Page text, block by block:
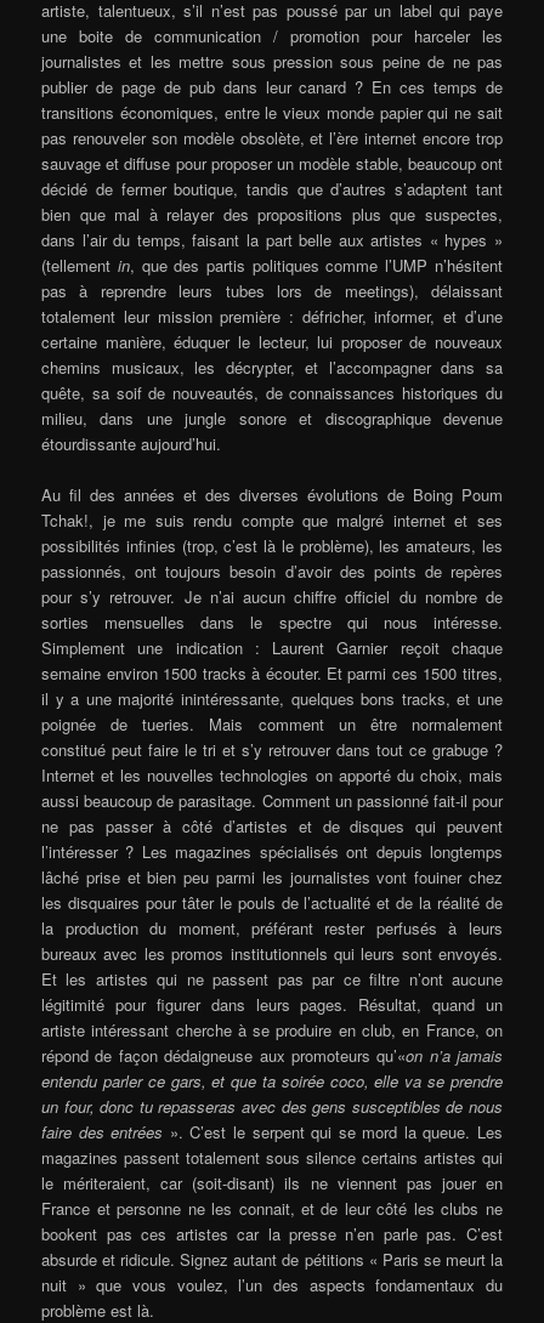
artiste, talentueux, s’il n’est pas poussé par un label qui paye
une boite de communication / promotion pour harceler les
journalistes et les mettre sous pression sous peine de ne pas
publier de page de pub dans leur canard ? En ces temps de
transitions économiques, entre le vieux monde papier qui ne sait
pas renouveler son modèle obsolète, et l’ère internet encore trop
sauvage et diffuse pour proposer un modèle stable, beaucoup ont
décidé de fermer boutique, tandis que d’autres s’adaptent tant
bien que mal à relayer des propositions plus que suspectes,
dans l’air du temps, faisant la part belle aux artistes « hypes »
(tellement in, que des partis politiques comme l’UMP n’hésitent
pas à reprendre leurs tubes lors de meetings), délaissant
totalement leur mission première : défricher, informer, et d’une
certaine manière, éduquer le lecteur, lui proposer de nouveaux
chemins musicaux, les décrypter, et l’accompagner dans sa
quête, sa soif de nouveautés, de connaissances historiques du
milieu, dans une jungle sonore et discographique devenue
étourdissante aujourd’hui.
Au fil des années et des diverses évolutions de Boing Poum
Tchak!, je me suis rendu compte que malgré internet et ses
possibilités infinies (trop, c’est là le problème), les amateurs, les
passionnés, ont toujours besoin d’avoir des points de repères
pour s’y retrouver. Je n’ai aucun chiffre officiel du nombre de
sorties mensuelles dans le spectre qui nous intéresse.
Simplement une indication : Laurent Garnier reçoit chaque
semaine environ 1500 tracks à écouter. Et parmi ces 1500 titres,
il y a une majorité inintéressante, quelques bons tracks, et une
poignée de tueries. Mais comment un être normalement
constitué peut faire le tri et s’y retrouver dans tout ce grabuge ?
Internet et les nouvelles technologies on apporté du choix, mais
aussi beaucoup de parasitage. Comment un passionné fait-il pour
ne pas passer à côté d’artistes et de disques qui peuvent
l’intéresser ? Les magazines spécialisés ont depuis longtemps
lâché prise et bien peu parmi les journalistes vont fouiner chez
les disquaires pour tâter le pouls de l’actualité et de la réalité de
la production du moment, préférant rester perfusés à leurs
bureaux avec les promos institutionnels qui leurs sont envoyés.
Et les artistes qui ne passent pas par ce filtre n’ont aucune
légitimité pour figurer dans leurs pages. Résultat, quand un
artiste intéressant cherche à se produire en club, en France, on
répond de façon dédaigneuse aux promoteurs qu’«on n’a jamais
entendu parler ce gars, et que ta soirée coco, elle va se prendre
un four, donc tu repasseras avec des gens susceptibles de nous
faire des entrées ». C’est le serpent qui se mord la queue. Les
magazines passent totalement sous silence certains artistes qui
le mériteraient, car (soit-disant) ils ne viennent pas jouer en
France et personne ne les connait, et de leur côté les clubs ne
bookent pas ces artistes car la presse n’en parle pas. C’est
absurde et ridicule. Signez autant de pétitions « Paris se meurt la
nuit » que vous voulez, l’un des aspects fondamentaux du
problème est là.